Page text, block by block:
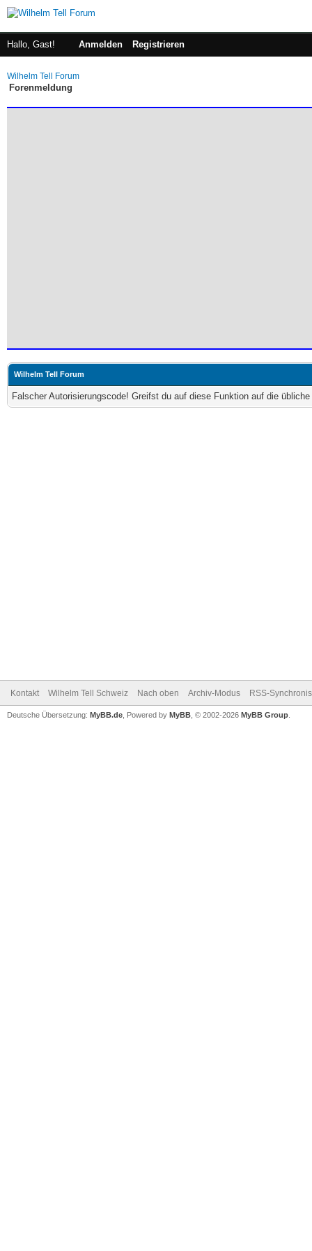
Hallo, Gast! Anmelden Registrieren
Wilhelm Tell Forum
Forenmeldung
Wilhelm Tell Forum
Falscher Autorisierungscode! Greifst du auf diese Funktion auf die
Kontakt Wilhelm Tell Schweiz Nach oben Archiv-Modus RSS-
Deutsche Übersetzung: MyBB.de , Powered by MyBB , © 2002-2026 MyBB Group